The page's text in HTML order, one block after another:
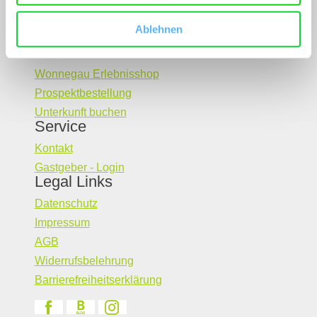
Ablehnen
Buchen
Wonnegau Erlebnisshop
Prospektbestellung
Unterkunft buchen
Service
Kontakt
Gastgeber - Login
Legal Links
Datenschutz
Impressum
AGB
Widerrufsbelehrung
Barrierefreiheitserklärung